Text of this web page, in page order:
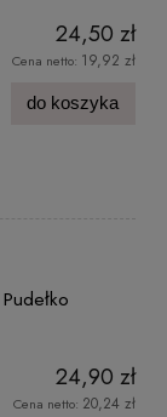
24,50 zł
Cena netto: 19,92 zł
do koszyka
24,90 zł
Cena netto: 20,24 zł